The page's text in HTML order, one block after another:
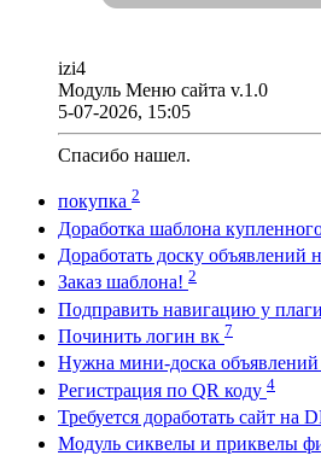
izi4
Модуль Меню сайта v.1.0
5-07-2026, 15:05
Спасибо нашел.
покупка 2
Доработка шаблона
Доработать доску
Заказ шаблона! 2
Подправить навигацию у
Починить логин вк 7
Нужна мини-доска
Регистрация по QR коду 4
Требуется доработать сайт на
Модуль сиквелы и приквелы